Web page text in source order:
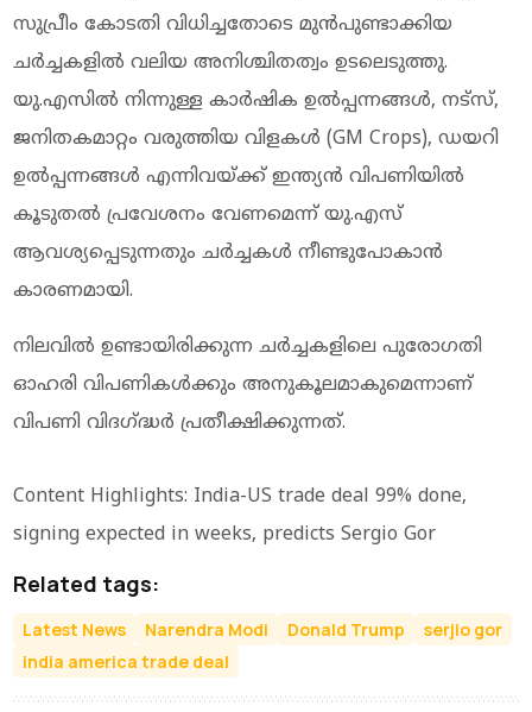
സുപ്രീം കോടതി വിധിച്ചതോടെ മുൻപുണ്ടാക്കിയ
ചർച്ചകളിൽ വലിയ അനിശ്ചിതത്വം ഉടലെടുത്തു.
യു.എസിൽ നിന്നുള്ള കാർഷിക ഉൽപ്പന്നങ്ങൾ, നട്സ്,
ജനിതകമാറ്റം വരുത്തിയ വിളകൾ (GM Crops), ഡയറി
ഉൽപ്പന്നങ്ങൾ എന്നിവയ്ക്ക് ഇന്ത്യൻ വിപണിയിൽ
കൂടുതൽ പ്രവേശനം വേണമെന്ന് യു.എസ്
ആവശ്യപ്പെടുന്നതും ചർച്ചകൾ നീണ്ടുപോകാൻ
കാരണമായി.
നിലവിൽ ഉണ്ടായിരിക്കുന്ന ചർച്ചകളിലെ പുരോഗതി
ഓഹരി വിപണികൾക്കും അനുകൂലമാകുമെന്നാണ്
വിപണി വിദഗ്‌ദ്ധർ പ്രതീക്ഷിക്കുന്നത്.
Content Highlights: India-US trade deal 99% done,
signing expected in weeks, predicts Sergio Gor
Related tags:
Latest News Narendra Modi Donald Trump
serjio gor
india america trade deal